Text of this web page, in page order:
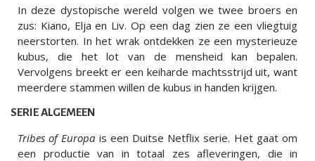
In deze dystopische wereld volgen we twee broers en
zus: Kiano, Elja en Liv. Op een dag zien ze een vliegtuig
neerstorten. In het wrak ontdekken ze een mysterieuze
kubus, die het lot van de mensheid kan bepalen.
Vervolgens breekt er een keiharde machtsstrijd uit, want
meerdere stammen willen de kubus in handen krijgen.
SERIE ALGEMEEN
Tribes of Europa is een Duitse Netflix serie. Het gaat om
een productie van in totaal zes afleveringen, die in